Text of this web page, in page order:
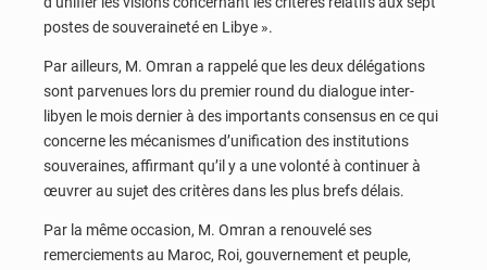
postes de souveraineté en Libye ».
Par ailleurs, M. Omran a rappelé que les deux délégations
sont parvenues lors du premier round du dialogue inter-
libyen le mois dernier à des importants consensus en ce qui
concerne les mécanismes d’unification des institutions
souveraines, affirmant qu’il y a une volonté à continuer à
œuvrer au sujet des critères dans les plus brefs délais.
Par la même occasion, M. Omran a renouvelé ses
remerciements au Maroc, Roi, gouvernement et peuple,